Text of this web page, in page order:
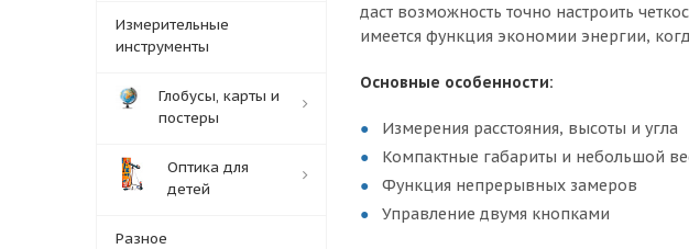
даст возможность точно настроить
имеется функция экономии энергии,
Основные особенности:
Измерения расстояния, высоты и угла
Компактные габариты и небольшой
Функция непрерывных замеров
Управление двумя кнопками
Измерительные
инструменты
Глобусы, карты и
постеры
Оптика для
детей
Разное